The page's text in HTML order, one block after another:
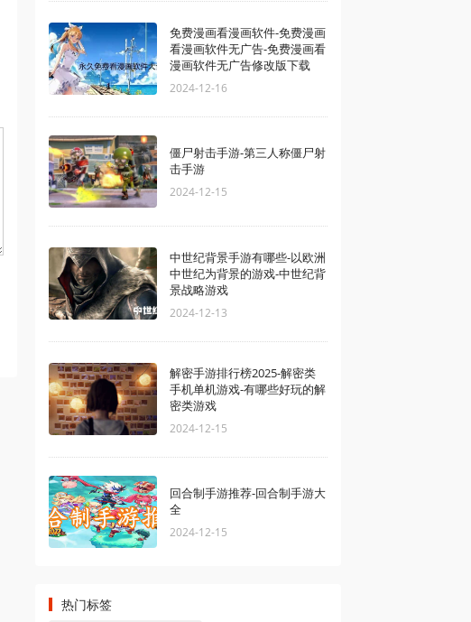
免费漫画看漫画软件-免费漫画
看漫画软件无广告-免费漫画看
漫画软件无广告修改版下载
2024-12-16
僵尸射击手游-第三人称僵尸射
击手游
2024-12-15
中世纪背景手游有哪些-以欧洲
中世纪为背景的游戏-中世纪背
景战略游戏
2024-12-13
解密手游排行榜2025-解密类
手机单机游戏-有哪些好玩的解
密类游戏
2024-12-15
回合制手游推荐-回合制手游大
全
2024-12-15
热门标签